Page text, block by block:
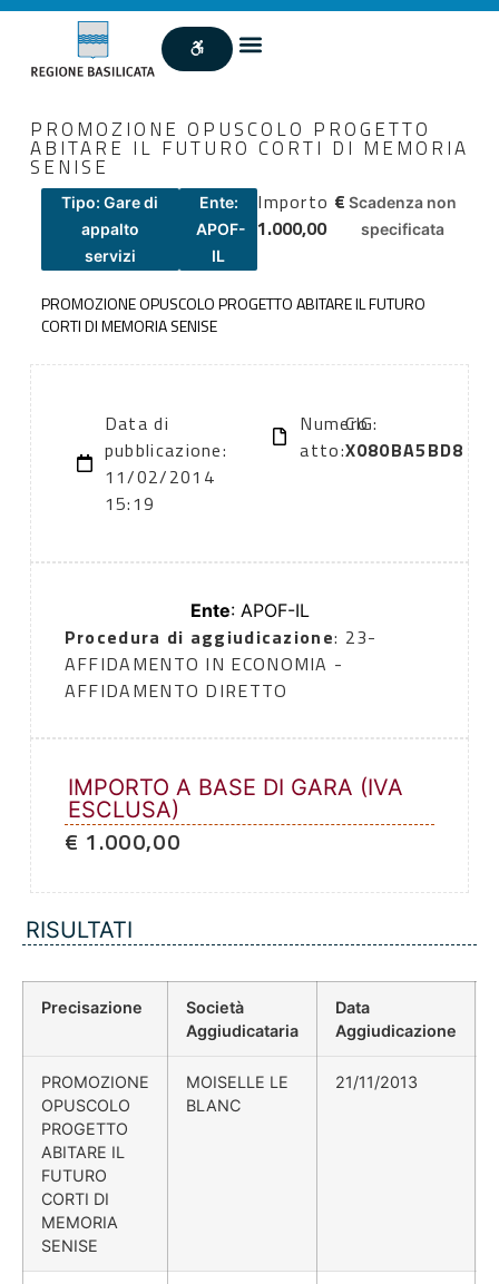
PROMOZIONE OPUSCOLO PROGETTO
ABITARE IL FUTURO CORTI DI MEMORIA
SENISE
Tipo: Gare di
appalto
servizi
Ente:
APOF-
IL
Importo €
1.000,00
Scadenza non
specificata
PROMOZIONE OPUSCOLO PROGETTO ABITARE IL FUTURO
CORTI DI MEMORIA SENISE
Data di
pubblicazione:
11/02/2014
15:19
Numero
atto:
CIG:
X080BA5BD8
Ente: APOF-IL
Procedura di aggiudicazione: 23-
AFFIDAMENTO IN ECONOMIA -
AFFIDAMENTO DIRETTO
IMPORTO A BASE DI GARA (IVA
ESCLUSA)
€ 1.000,00
RISULTATI
Precisazione
Società
Aggiudicataria
Data
Aggiudicazione
PROMOZIONE
OPUSCOLO
PROGETTO
ABITARE IL
FUTURO
CORTI DI
MEMORIA
SENISE
MOISELLE LE
BLANC
21/11/2013